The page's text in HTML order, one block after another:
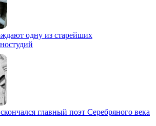
одну из старейших
главный поэт Серебряного века